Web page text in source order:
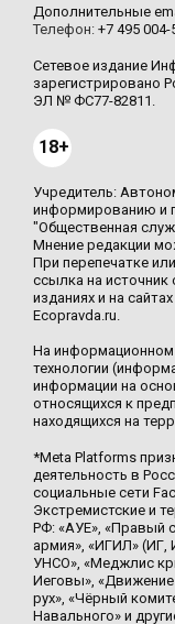
Дополнительные
Телефон: +7 495 004-
Сетевое издание
зарегистрировано
ЭЛ № ФС77-82811.
18+
Учредитель:
информированию и
"Общественная
Мнение редакции
При перепечатке
ссылка на источник
изданиях и на
Ecopravda.ru.
На информационном
технологии
информации на
относящихся к
находящихся на
*Meta Platforms
деятельность в
социальные сети
Экстремистские и
РФ: «АУЕ», «Правый
армия», «ИГИЛ» (ИГ,
УНСО», «Меджлис
Иеговы», «Движение
рух», «Чёрный
Навального» и